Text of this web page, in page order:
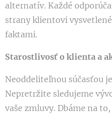
alternatív. Každé
strany klientovi
faktami.
Starostlivosť o klienta a
Neoddeliteľnou súčasťou
Nepretržite sledujeme
vaše zmluvy. Dbáme na